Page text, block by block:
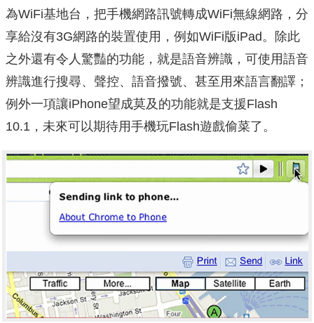
為WiFi基地台，把手機網路訊號轉成WiFi無線網路，分
享給沒有3G網路的裝置使用，例如WiFi版iPad。除此
之外還有令人驚豔的功能，就是語音辨識，可使用語音
辨識進行搜尋、聲控、語音撥號、甚至用來語言翻譯；
例外一項讓iPhone望成莫及的功能就是支援Flash
10.1，未來可以期待用手機玩Flash遊戲偷菜了。